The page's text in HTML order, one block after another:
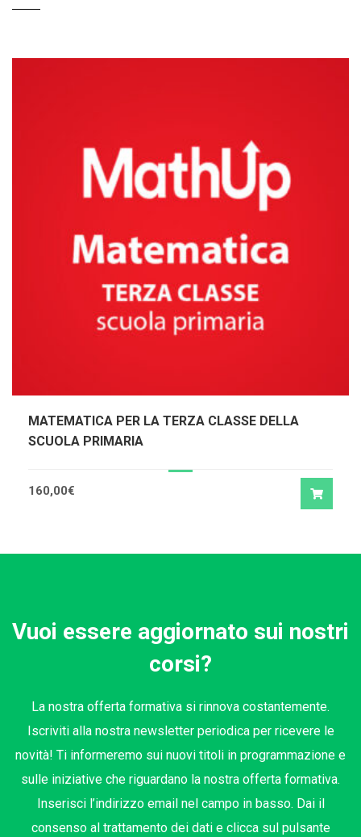
MATEMATICA PER LA TERZA CLASSE DELLA
SCUOLA PRIMARIA
160,00€
Vuoi essere aggiornato sui nostri
corsi?
La nostra offerta formativa si rinnova costantemente.
Iscriviti alla nostra newsletter periodica per ricevere le
novità! Ti informeremo sui nuovi titoli in programmazione e
sulle iniziative che riguardano la nostra offerta formativa.
Inserisci l’indirizzo email nel campo in basso. Dai il
consenso al trattamento dei dati e clicca sul pulsante